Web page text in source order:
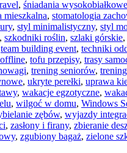
, śniadania wysokobiałkowe
mieszkalna, stomatologia
, styl minimalistyczny, styl
, szkodniki roślin, szlaki górskie,
team building event, techniki
offline, tofu przepisy, trasy
, trening seniorów,
, ukryte perełki, uprawa
, wakacje egzotyczne,
, wilgoć w domu, Windows
zębów, wyjazdy
, zasłony i firany, zbieranie
, zgubiony bagaż, zielone